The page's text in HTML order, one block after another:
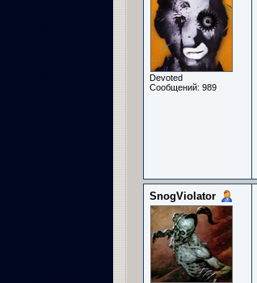
Devoted
Сообщений: 989
SnogViolator